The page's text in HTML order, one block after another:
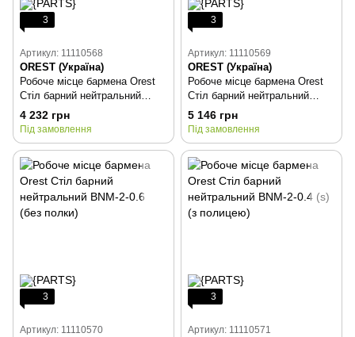
3
Артикул: 11110568
OREST (Україна)
Робоче місце бармена Orest
Стіл барний нейтральний
BNM-2-0.4 (без полки)
4 232 грн
Під замовлення
3
Артикул: 11110569
OREST (Україна)
Робоче місце бармена Orest
Стіл барний нейтральний
BNM-2-0.8 (без полки)
5 146 грн
Під замовлення
3
Артикул: 11110570
3
Артикул: 11110571